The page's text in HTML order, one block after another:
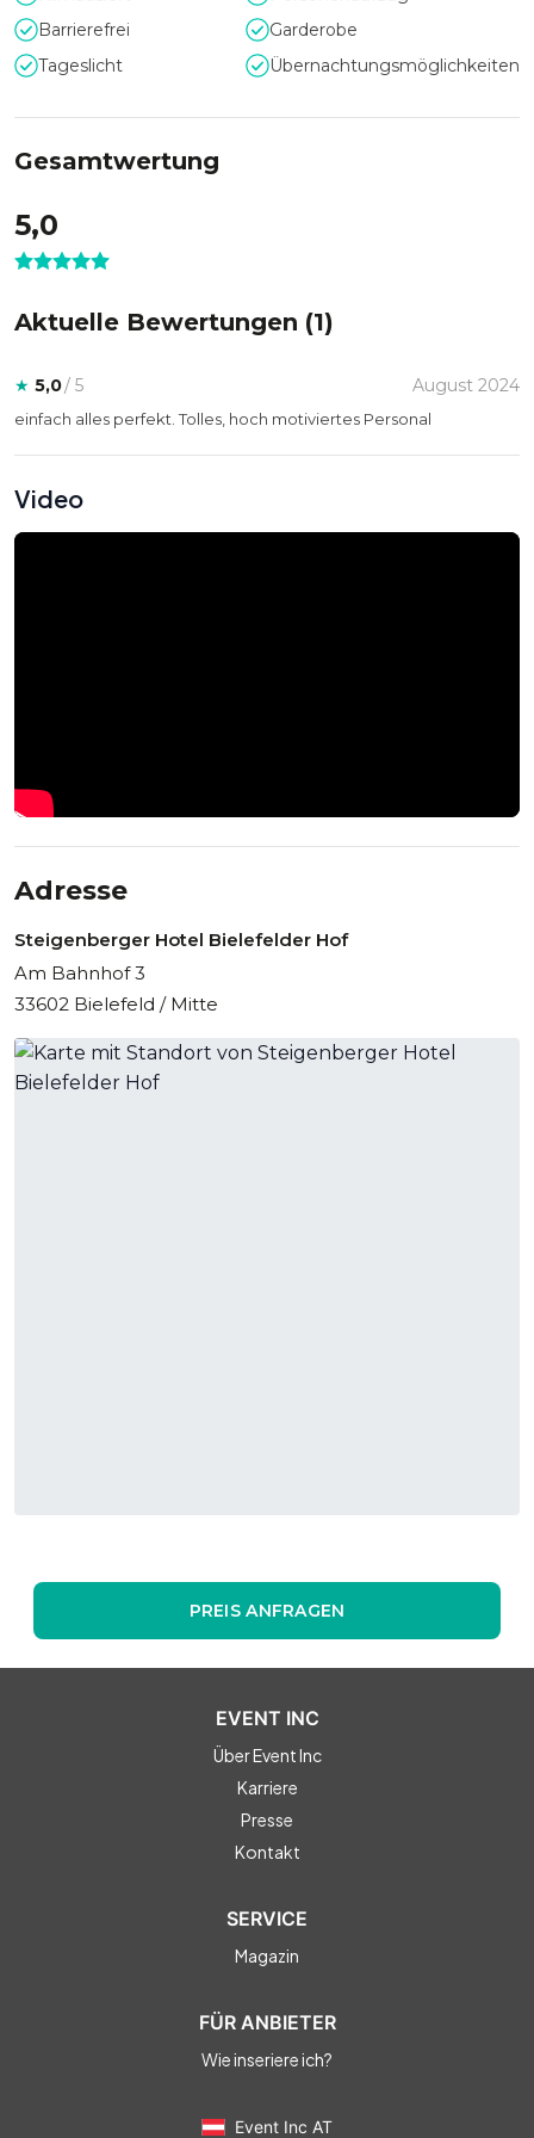
Barrierefrei
Garderobe
Tageslicht
Übernachtungsmöglichkeiten
Gesamtwertung
5,0
Aktuelle Bewertungen (1)
★ 5,0/ 5 August 2024
einfach alles perfekt. Tolles, hoch motiviertes Personal
Video
Adresse
Steigenberger Hotel Bielefelder Hof
Am Bahnhof 3
33602 Bielefeld / Mitte
PREIS ANFRAGEN
EVENT INC
Über Event Inc
Karriere
Presse
Kontakt
SERVICE
Magazin
FÜR ANBIETER
Wie inseriere ich?
Event Inc AT